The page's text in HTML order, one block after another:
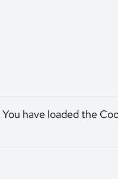
You have loaded the